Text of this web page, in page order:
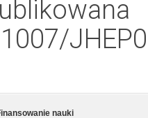
nauki